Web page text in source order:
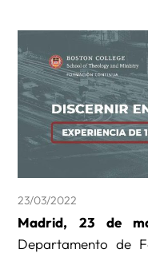
23/03/2022
Madrid, 23 de
Departamento de